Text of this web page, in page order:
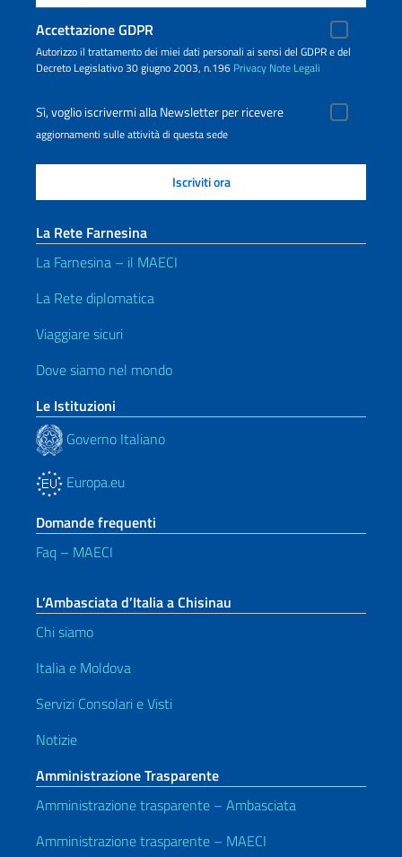
Accettazione GDPR
Autorizzo il trattamento dei miei dati personali ai sensi del GDPR e del
Decreto Legislativo 30 giugno 2003, n.196 Privacy Note Legali
Sì, voglio iscrivermi alla Newsletter per ricevere
aggiornamenti sulle attività di questa sede
La Rete Farnesina
La Farnesina – il MAECI
La Rete diplomatica
Viaggiare sicuri
Dove siamo nel mondo
Le Istituzioni
Governo Italiano
Europa.eu
Domande frequenti
Faq – MAECI
L’Ambasciata d’Italia a Chisinau
Chi siamo
Italia e Moldova
Servizi Consolari e Visti
Notizie
Amministrazione Trasparente
Amministrazione trasparente – Ambasciata
Amministrazione trasparente – MAECI